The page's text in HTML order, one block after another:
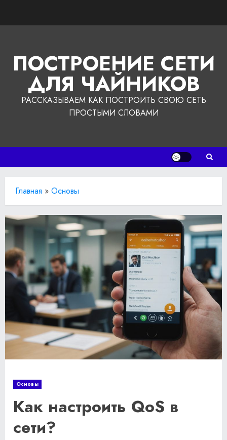
ПОСТРОЕНИЕ СЕТИ
ДЛЯ ЧАЙНИКОВ
РАССКАЗЫВАЕМ КАК ПОСТРОИТЬ СВОЮ СЕТЬ
ПРОСТЫМИ СЛОВАМИ
Главная » Основы
Основы
Как настроить QoS в
сети?